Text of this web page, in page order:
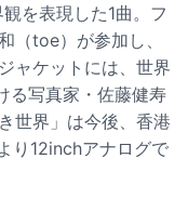
を表現した1曲。フ
（toe）が参加し、
ャケットには、世界
る写真家・佐藤健寿
世界」は今後、香港
り12inchアナログで